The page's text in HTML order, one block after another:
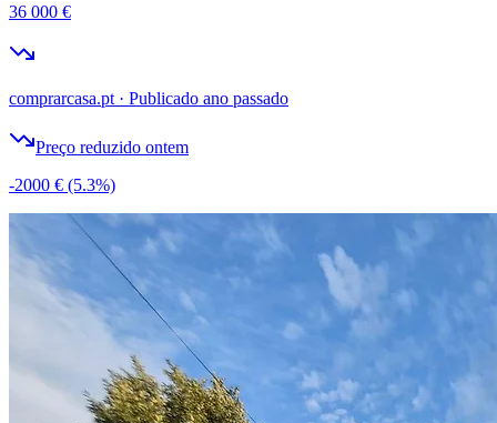
36 000 €
comprarcasa.pt · Publicado ano passado
Preço reduzido ontem
-2000 € (5.3%)